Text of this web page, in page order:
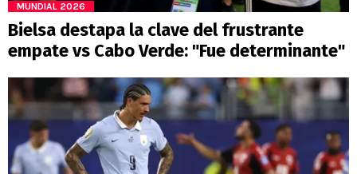
MUNDIAL 2026
Bielsa destapa la clave del frustrante
empate vs Cabo Verde: "Fue determinante"